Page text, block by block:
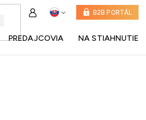
B2B PORTÁL
PREDAJCOVIA NA STIAHNUTIE